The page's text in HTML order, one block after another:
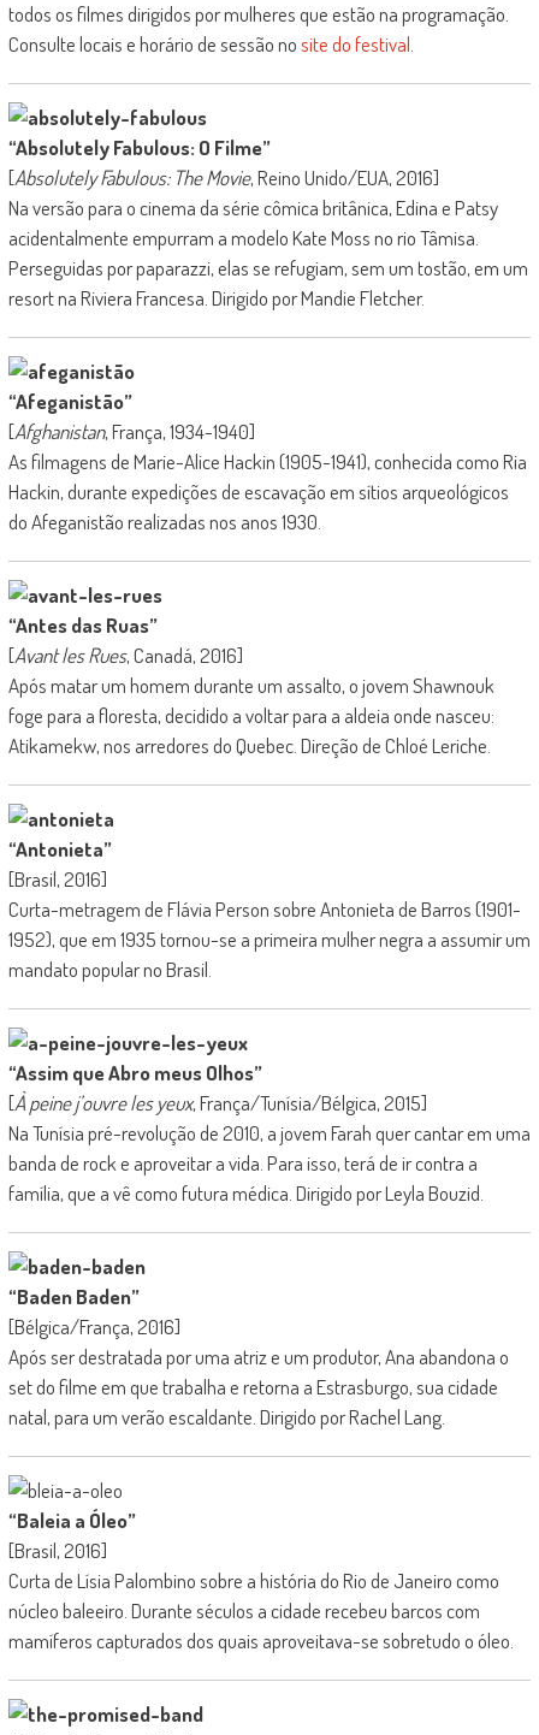
todos os filmes dirigidos por mulheres que estão na programação.
Consulte locais e horário de sessão nosite do festival
“Absolutely Fabulous: O Filme”
[Absolutely Fabulous: The Movie, Reino Unido/EUA, 2016]
Na versão para o cinema da série cômica britânica, Edina e Patsy
acidentalmente empurram a modelo Kate Moss no rio Tâmisa.
Perseguidas por paparazzi, elas se refugiam, sem um tostão, em um
resort na Riviera Francesa. Dirigido por Mandie Fletcher.
“Afeganistão”
[Afghanistan, França, 1934-1940]
As filmagens de Marie-Alice Hackin (1905-1941), conhecida como Ria
Hackin, durante expedições de escavação em sítios arqueológicos
do Afeganistão realizadas nos anos 1930.
“Antes das Ruas”
[Avant les Rues, Canadá, 2016]
Após matar um homem durante um assalto, o jovem Shawnouk
foge para a floresta, decidido a voltar para a aldeia onde nasceu:
Atikamekw, nos arredores do Quebec. Direção de Chloé Leriche.
“Antonieta”
[Brasil, 2016]
Curta-metragem de Flávia Person sobre Antonieta de Barros (1901-
1952), que em 1935 tornou-se a primeira mulher negra a assumir um
mandato popular no Brasil.
“Assim que Abro meus Olhos”
[À peine j’ouvre les yeux, França/Tunísia/Bélgica, 2015]
Na Tunísia pré-revolução de 2010, a jovem Farah quer cantar em uma
banda de rock e aproveitar a vida. Para isso, terá de ir contra a
família, que a vê como futura médica. Dirigido por Leyla Bouzid.
“Baden Baden”
[Bélgica/França, 2016]
Após ser destratada por uma atriz e um produtor, Ana abandona o
set do filme em que trabalha e retorna a Estrasburgo, sua cidade
natal, para um verão escaldante. Dirigido por Rachel Lang.
“Baleia a Óleo”
[Brasil, 2016]
Curta de Lísia Palombino sobre a história do Rio de Janeiro como
núcleo baleeiro. Durante séculos a cidade recebeu barcos com
mamíferos capturados dos quais aproveitava-se sobretudo o óleo.